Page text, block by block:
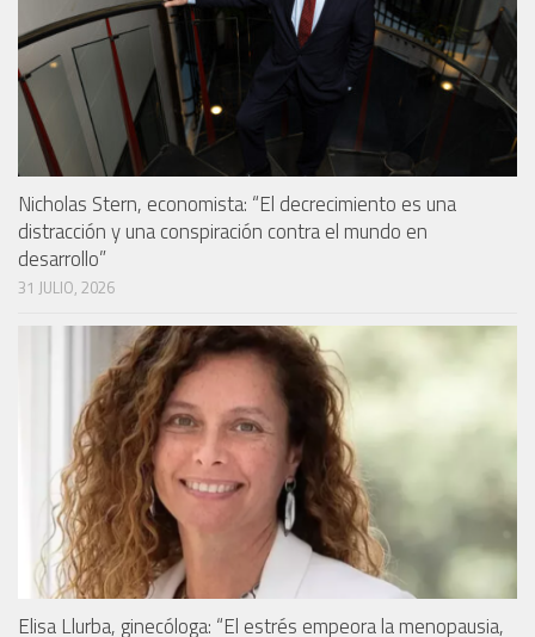
Nicholas Stern, economista: “El decrecimiento es una
distracción y una conspiración contra el mundo en
desarrollo”
31 JULIO, 2026
Elisa Llurba, ginecóloga: “El estrés empeora la menopausia,